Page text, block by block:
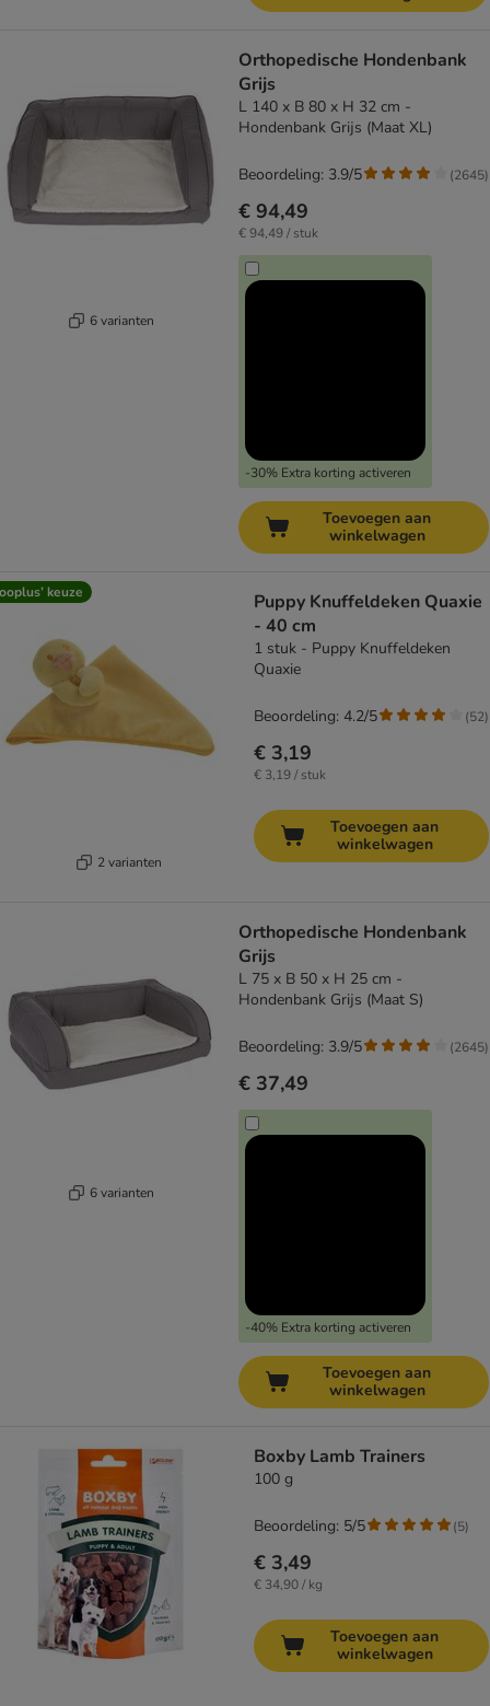
6 varianten
Orthopedische Hondenbank
Grijs
L 140 x B 80 x H 32 cm -
Hondenbank Grijs (Maat XL)
€ 94,49
€ 94,49 / stuk
-30% Extra korting activeren
Beoordeling: 3.9/5 (2645)
Toevoegen aan
winkelwagen
keuze
2 varianten
Puppy Knuffeldeken Quaxie
- 40 cm
1 stuk - Puppy Knuffeldeken
Quaxie
€ 3,19
€ 3,19 / stuk
Beoordeling: 4.2/5 (52)
Toevoegen aan
winkelwagen
6 varianten
Orthopedische Hondenbank
Grijs
L 75 x B 50 x H 25 cm -
Hondenbank Grijs (Maat S)
€ 37,49
-40% Extra korting activeren
Beoordeling: 3.9/5 (2645)
Toevoegen aan
winkelwagen
Boxby Lamb Trainers
100 g
€ 3,49
€ 34,90 / kg
Beoordeling: 5/5 (5)
Toevoegen aan
winkelwagen